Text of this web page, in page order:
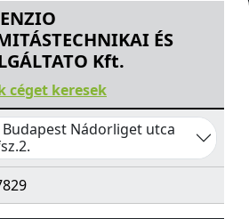
ÉS SZOLGÁLTATO Kft.
ÉS
Kft.
céget keresek
Budapest Nádorliget utca